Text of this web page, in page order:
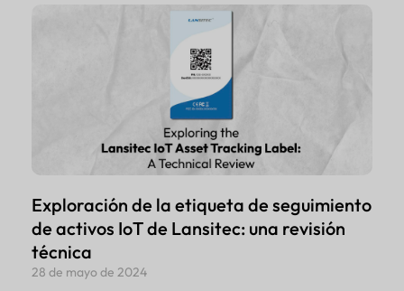
Exploración de la etiqueta de seguimiento
de activos IoT de Lansitec: una revisión
técnica
28 de mayo de 2024